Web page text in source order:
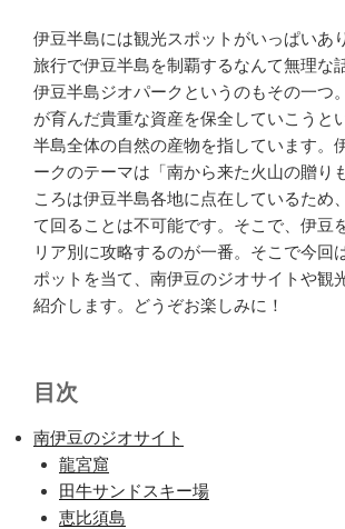
伊豆半島には観光スポットがいっぱいあ
旅行で伊豆半島を制覇するなんて無理な
伊豆半島ジオパークというのもその一つ
が育んだ貴重な資産を保全していこうと
半島全体の自然の産物を指しています。
ークのテーマは「南から来た火山の贈り
ころは伊豆半島各地に点在しているため
て回ることは不可能です。そこで、伊豆
リア別に攻略するのが一番。そこで今回
ポットを当て、南伊豆のジオサイトや観
紹介します。どうぞお楽しみに！
目次
南伊豆のジオサイト
龍宮窟
田牛サンドスキー場
恵比須島